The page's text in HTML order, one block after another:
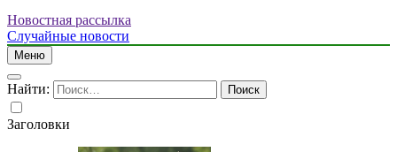
Новостная рассылка
Случайные новости
Меню
Найти:
Заголовки